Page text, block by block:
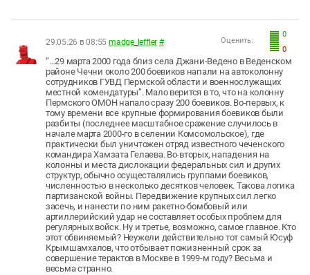
0
0
Оценить:
29.05.26 в 08:55 madge_leffler #
“…29 марта 2000 года близ села Джани-Ведено в Веденском
районе Чечни около 200 боевиков напали на автоколонну
сотрудников ГУВД Пермской области и военнослужащих
местной комендатуры”. Мало верится в то, что на колонну
Пермского ОМОН напало сразу 200 боевиков. Во-первых, к
тому времени все крупные формирования боевиков были
разбиты (последнее масштабное сражение случилось в
начале марта 2000-го в селении Комсомольское), где
практически был уничтожен отряд известного чеченского
командира Хамзата Гелаева. Во-вторых, нападения на
колонны и места дислокации федеральных сил и других
структур, обычно осуществлялись группами боевиков,
численностью в несколько десятков человек. Такова логика
партизанской войны. Передвижение крупных сил легко
засечь, и нанести по ним ракетно-бомбовый или
артиллерийский удар не составляет особых проблем для
регулярных войск. Ну и третье, возможно, самое главное. Кто
этот обвиняемый? Неужели действительно тот самый Юсуф
Крымшамхалов, что отбывает пожизненный срок за
совершение терактов в Москве в 1999-м году? Весьма и
весьма странно.